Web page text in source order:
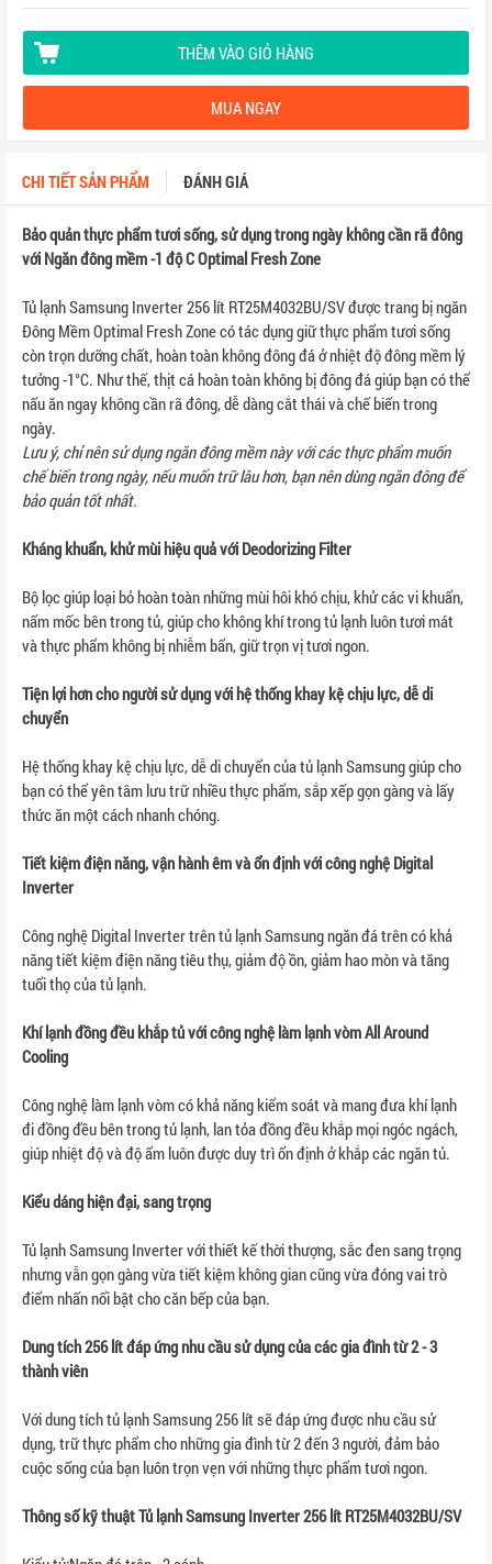
THÊM VÀO GIỎ HÀNG
MUA NGAY
CHI TIẾT SẢN PHẨM ĐÁNH GIÁ
Bảo quản thực phẩm tươi sống, sử dụng trong ngày không cần rã đông
với Ngăn đông mềm -1 độ C Optimal Fresh Zone
Tủ lạnh Samsung Inverter 256 lít RT25M4032BU/SV được trang bị ngăn
Đông Mềm Optimal Fresh Zone có tác dụng giữ thực phẩm tươi sống
còn trọn dưỡng chất, hoàn toàn không đông đá ở nhiệt độ đông mềm lý
tưởng -1°C. Như thế, thịt cá hoàn toàn không bị đông đá giúp bạn có thể
nấu ăn ngay không cần rã đông, dễ dàng cắt thái và chế biến trong
ngày.
Lưu ý, chỉ nên sử dụng ngăn đông mềm này với các thực phẩm muốn
chế biến trong ngày, nếu muốn trữ lâu hơn, bạn nên dùng ngăn đông để
bảo quản tốt nhất.
Kháng khuẩn, khử mùi hiệu quả với Deodorizing Filter
Bộ lọc giúp loại bỏ hoàn toàn những mùi hôi khó chịu, khử các vi khuẩn,
nấm mốc bên trong tủ, giúp cho không khí trong tủ lạnh luôn tươi mát
và thực phẩm không bị nhiễm bẩn, giữ trọn vị tươi ngon.
Tiện lợi hơn cho người sử dụng với hệ thống khay kệ chịu lực, dễ di
chuyển
Hệ thống khay kệ chịu lực, dễ di chuyển của tủ lạnh Samsung giúp cho
bạn có thể yên tâm lưu trữ nhiều thực phẩm, sắp xếp gọn gàng và lấy
thức ăn một cách nhanh chóng.
Tiết kiệm điện năng, vận hành êm và ổn định với công nghệ Digital
Inverter
Công nghệ Digital Inverter trên tủ lạnh Samsung ngăn đá trên có khả
năng tiết kiệm điện năng tiêu thụ, giảm độ ồn, giảm hao mòn và tăng
tuổi thọ của tủ lạnh.
Khí lạnh đồng đều khắp tủ với công nghệ làm lạnh vòm All Around
Cooling
Công nghệ làm lạnh vòm có khả năng kiểm soát và mang đưa khí lạnh
đi đồng đều bên trong tủ lạnh, lan tỏa đồng đều khắp mọi ngóc ngách,
giúp nhiệt độ và độ ẩm luôn được duy trì ổn định ở khắp các ngăn tủ.
Kiểu dáng hiện đại, sang trọng
Tủ lạnh Samsung Inverter với thiết kế thời thượng, sắc đen sang trọng
nhưng vẫn gọn gàng vừa tiết kiệm không gian cũng vừa đóng vai trò
điểm nhấn nổi bật cho căn bếp của bạn.
Dung tích 256 lít đáp ứng nhu cầu sử dụng của các gia đình từ 2 - 3
thành viên
Với dung tích tủ lạnh Samsung 256 lít sẽ đáp ứng được nhu cầu sử
dụng, trữ thực phẩm cho những gia đình từ 2 đến 3 người, đảm bảo
cuộc sống của bạn luôn trọn vẹn với những thực phẩm tươi ngon.
Thông số kỹ thuật Tủ lạnh Samsung Inverter 256 lít RT25M4032BU/SV